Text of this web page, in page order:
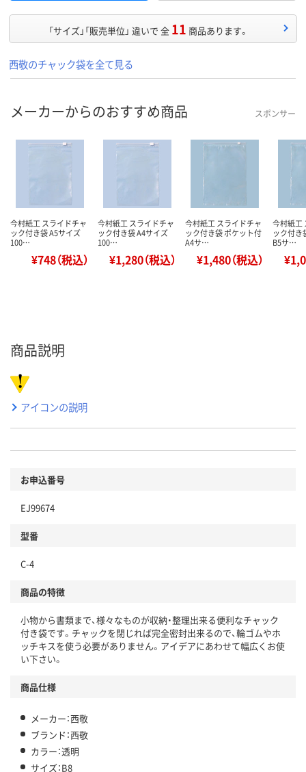
「サイズ」「販売単位」 違いで 全 11 商品あります。
西敬のチャック袋を全て見る
メーカーからのおすすめ商品 スポンサー
今村紙工 スライドチャ
ック付き袋 A5サイズ
100…
¥748（税込）
今村紙工 スライドチャ
ック付き袋 A4サイズ
100…
¥1,280（税込）
今村紙工 スライドチャ
ック付き袋 ポケット付
A4サ…
¥1,480（税込）
今村紙工
ック付き
B5サ…
商品説明
アイコンの説明
お申込番号
EJ99674
型番
C-4
商品の特徴
小物から書類まで、様々なものが収納・整理出来る便利なチャック
付き袋です。チャックを閉じれば完全密封出来るので、輪ゴムやホ
ッチキスを使う必要がありません。アイデアにあわせて幅広くお使
い下さい。
商品仕様
メーカー：西敬
ブランド：西敬
カラー：透明
サイズ：B8